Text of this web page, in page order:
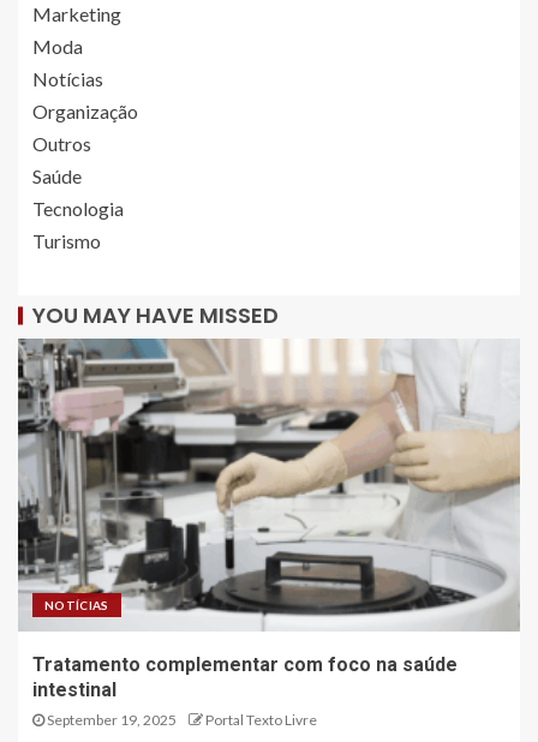
Marketing
Moda
Notícias
Organização
Outros
Saúde
Tecnologia
Turismo
YOU MAY HAVE MISSED
NOTÍCIAS
Tratamento complementar com foco na saúde
intestinal
September 19, 2025 Portal Texto Livre